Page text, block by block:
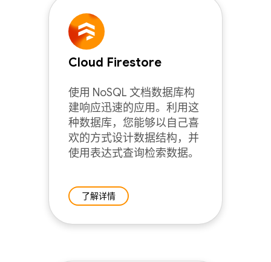
Cloud Firestore
使用 NoSQL 文档数据库构
建响应迅速的应用。利用这
种数据库，您能够以自己喜
欢的方式设计数据结构，并
使用表达式查询检索数据。
了解详情